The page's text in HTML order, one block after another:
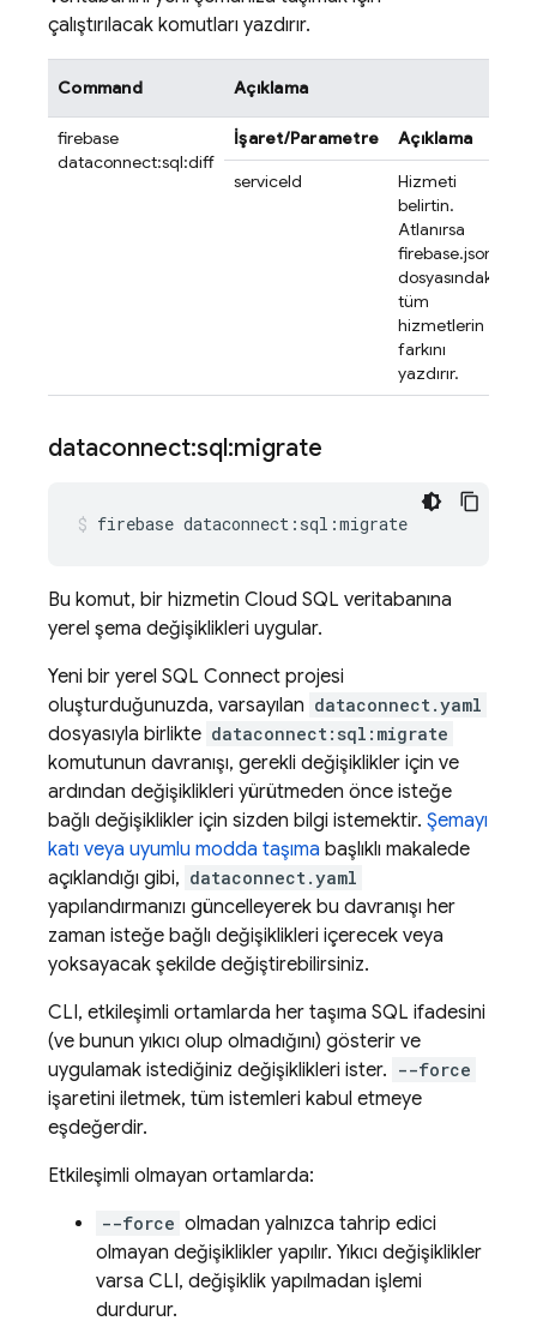
çalıştırılacak komutları yazdırır.
Command Açıklama
firebase
dataconnect:sql:diff
İşaret/Parametre
Açıklama
serviceId
Hizmeti
belirtin.
Atlanırsa
firebase.json
dosyasındaki
tüm
hizmetlerin
farkını
yazdırır.
dataconnect:sql:migrate
firebase dataconnect:sql:migrate
Bu komut, bir hizmetin Cloud SQL veritabanına
yerel şema değişiklikleri uygular.
Yeni bir yerel SQL Connect projesi
oluşturduğunuzda, varsayılan dataconnect.yaml
dosyasıyla birlikte dataconnect:sql:migrate
komutunun davranışı, gerekli değişiklikler için ve
ardından değişiklikleri yürütmeden önce isteğe
bağlı değişiklikler için sizden bilgi istemektir. Şemayı
katı veya uyumlu modda taşıma başlıklı makalede
açıklandığı gibi, dataconnect.yaml
yapılandırmanızı güncelleyerek bu davranışı her
zaman isteğe bağlı değişiklikleri içerecek veya
yoksayacak şekilde değiştirebilirsiniz.
CLI, etkileşimli ortamlarda her taşıma SQL ifadesini
(ve bunun yıkıcı olup olmadığını) gösterir ve
uygulamak istediğiniz değişiklikleri ister. --force
işaretini iletmek, tüm istemleri kabul etmeye
eşdeğerdir.
Etkileşimli olmayan ortamlarda:
--force olmadan yalnızca tahrip edici
olmayan değişiklikler yapılır. Yıkıcı değişiklikler
varsa CLI, değişiklik yapılmadan işlemi
durdurur.